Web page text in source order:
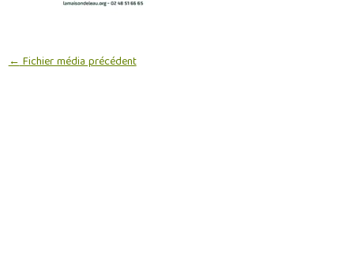
←Fichier média précédent